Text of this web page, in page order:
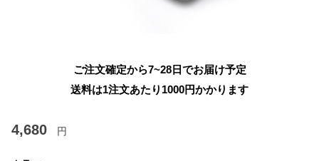
ご注文確定から7~28日でお届け予定
送料は1注文あたり 1000円かかります
4,680 円